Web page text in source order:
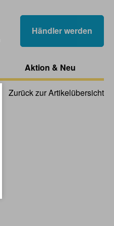
Händler werden
Aktion & Neu
Zurück zur Artikelübersicht